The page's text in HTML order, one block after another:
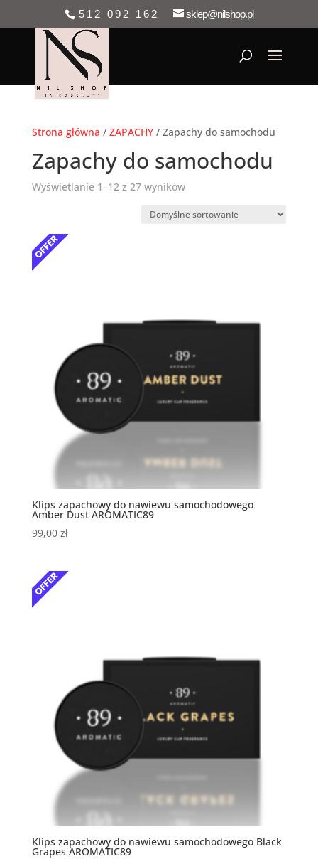
512 092 162 sklep@nilshop.pl
Strona główna / ZAPACHY/ Zapachy do samochodu
Zapachy do samochodu
Wyświetlanie 1–12 z 27 wyników
Klips zapachowy do nawiewu samochodowego
Amber Dust AROMATIC89
99,00 zł
Klips zapachowy do nawiewu samochodowego Black
Grapes AROMATIC89